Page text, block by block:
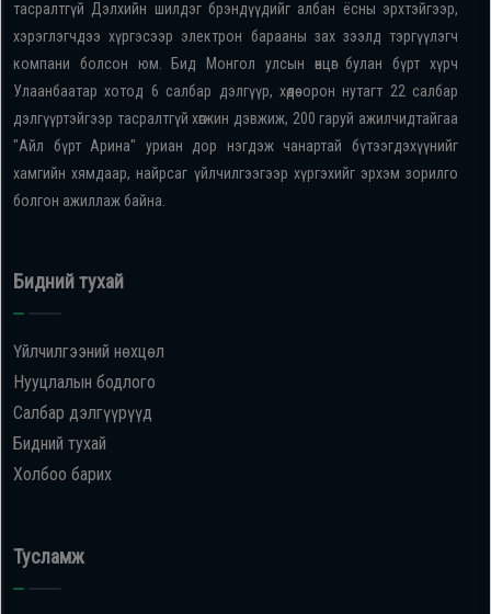
тасралтгүй Дэлхийн шилдэг брэндүүдийг албан ёсны эрхтэйгээр,
хэрэглэгчдээ хүргэсээр электрон барааны зах зээлд тэргүүлэгч
компани болсон юм. Бид Монгол улсын өнцөг булан бүрт хүрч
Улаанбаатар хотод 6 салбар дэлгүүр, хөдөө орон нутагт 22 салбар
дэлгүүртэйгээр тасралтгүй хөгжин дэвжиж, 200 гаруй ажилчидтайгаа
"Айл бүрт Арина" уриан дор нэгдэж чанартай бүтээгдэхүүнийг
хамгийн хямдаар, найрсаг үйлчилгээгээр хүргэхийг эрхэм зорилго
болгон ажиллаж байна.
Бидний тухай
Үйлчилгээний нөхцөл
Нууцлалын бодлого
Салбар дэлгүүрүүд
Бидний тухай
Холбоо барих
Тусламж